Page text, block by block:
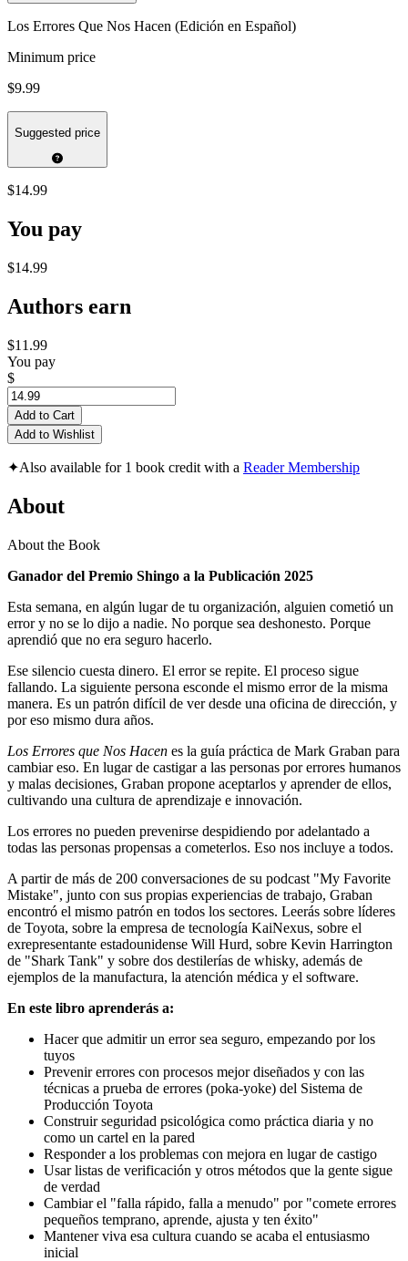
Los Errores Que Nos Hacen (Edición en Español)
Minimum price
$9.99
Suggested price
$14.99
You pay
$14.99
Authors earn
$11.99
You pay
$
Add to Cart
Add to Wishlist
✦Also available for 1 book credit with a Reader Membership
About
About the Book
Ganador del Premio Shingo a la Publicación 2025
Esta semana, en algún lugar de tu organización, alguien cometió un
error y no se lo dijo a nadie. No porque sea deshonesto. Porque
aprendió que no era seguro hacerlo.
Ese silencio cuesta dinero. El error se repite. El proceso sigue
fallando. La siguiente persona esconde el mismo error de la misma
manera. Es un patrón difícil de ver desde una oficina de dirección, y
por eso mismo dura años.
Los Errores que Nos Hacen es la guía práctica de Mark Graban para
cambiar eso. En lugar de castigar a las personas por errores humanos
y malas decisiones, Graban propone aceptarlos y aprender de ellos,
cultivando una cultura de aprendizaje e innovación.
Los errores no pueden prevenirse despidiendo por adelantado a
todas las personas propensas a cometerlos. Eso nos incluye a todos.
A partir de más de 200 conversaciones de su podcast "My Favorite
Mistake", junto con sus propias experiencias de trabajo, Graban
encontró el mismo patrón en todos los sectores. Leerás sobre líderes
de Toyota, sobre la empresa de tecnología KaiNexus, sobre el
exrepresentante estadounidense Will Hurd, sobre Kevin Harrington
de "Shark Tank" y sobre dos destilerías de whisky, además de
ejemplos de la manufactura, la atención médica y el software.
En este libro aprenderás a:
Hacer que admitir un error sea seguro, empezando por los
tuyos
Prevenir errores con procesos mejor diseñados y con las
técnicas a prueba de errores (poka-yoke) del Sistema de
Producción Toyota
Construir seguridad psicológica como práctica diaria y no
como un cartel en la pared
Responder a los problemas con mejora en lugar de castigo
Usar listas de verificación y otros métodos que la gente sigue
de verdad
Cambiar el "falla rápido, falla a menudo" por "comete errores
pequeños temprano, aprende, ajusta y ten éxito"
Mantener viva esa cultura cuando se acaba el entusiasmo
inicial